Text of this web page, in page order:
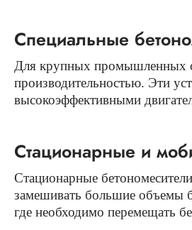
Специальные
Для крупных промышленных
производительностью. Эти
высокоэффективными
Стационарные и
Стационарные
замешивать большие объемы
где необходимо перемещать